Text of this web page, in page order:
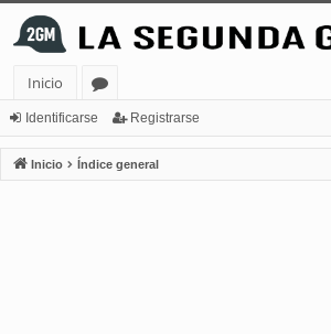
Inicio
or
os
Identificarse Registrarse
Inicio Índice general